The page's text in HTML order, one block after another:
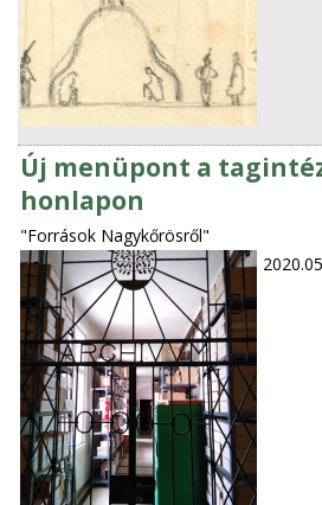
Új menüpont a
honlapon
"Források Nagykőrösről"